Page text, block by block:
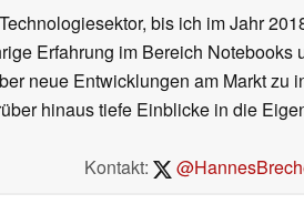
bis ich im Jahr
Erfahrung im Bereich Notebooks
neue Entwicklungen am Markt zu
hinaus tiefe Einblicke in die
Kontakt: